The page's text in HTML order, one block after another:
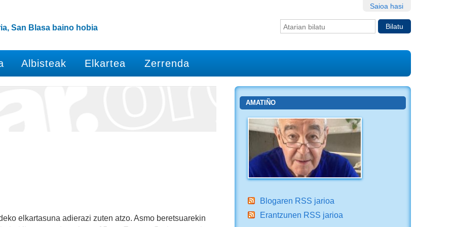
Saioa hasi
Bilatu atarian
San Blasa baino hobia
Albisteak Elkartea Zerrenda
elkartasuna adierazi zuten atzo. Asmo beretsuarekin
AMATIÑO
Blogaren RSS jarioa
Erantzunen RSS jarioa